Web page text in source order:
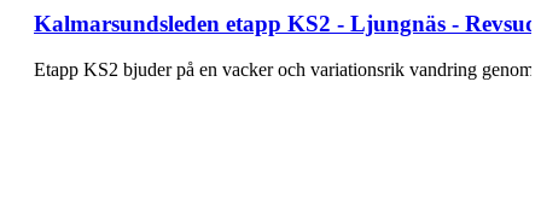
Kalmarsundsleden etapp KS2 - Ljungnäs -
Etapp KS2 bjuder på en vacker och variationsrik vandring